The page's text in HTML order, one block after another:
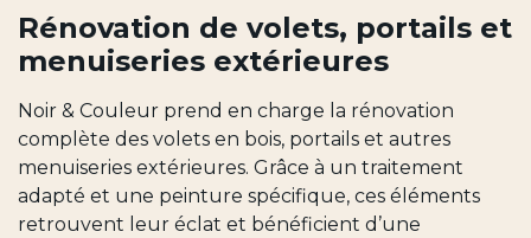
Rénovation de volets, portails et
menuiseries extérieures
Noir & Couleur prend en charge la rénovation
complète des volets en bois, portails et autres
menuiseries extérieures. Grâce à un traitement
adapté et une peinture spécifique, ces éléments
retrouvent leur éclat et bénéficient d’une